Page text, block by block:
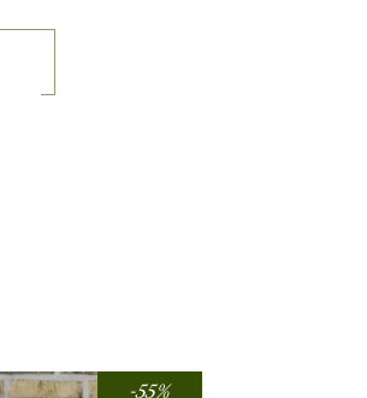
-55%